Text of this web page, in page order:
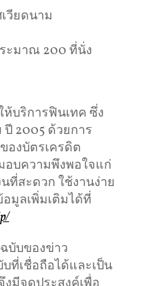
วียดนาม
ะมาณ 200 ที่นั่ง
ห้บริการฟินเทค ซึ่ง
2005 ด้วยการ
งบัตรเครดิต
อบความพึงพอใจแก่
ที่สะดวก ใช้งานง่าย
มูลเพิ่มเติมได้ที่
บับของข่าว
ที่เชื่อถือได้และเป็น